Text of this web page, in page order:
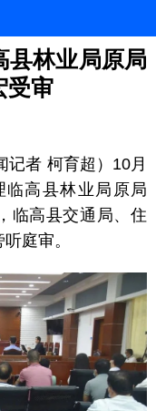
县林业局原局
受审
记者 柯育超）10月
高县林业局原局
临高县交通局、住
庭审。